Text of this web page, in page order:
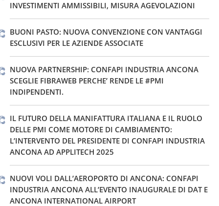
INVESTIMENTI AMMISSIBILI, MISURA AGEVOLAZIONI
BUONI PASTO: NUOVA CONVENZIONE CON VANTAGGI
ESCLUSIVI PER LE AZIENDE ASSOCIATE
NUOVA PARTNERSHIP: CONFAPI INDUSTRIA ANCONA
SCEGLIE FIBRAWEB PERCHE’ RENDE LE #PMI
INDIPENDENTI.
IL FUTURO DELLA MANIFATTURA ITALIANA E IL RUOLO
DELLE PMI COME MOTORE DI CAMBIAMENTO:
L’INTERVENTO DEL PRESIDENTE DI CONFAPI INDUSTRIA
ANCONA AD APPLITECH 2025
NUOVI VOLI DALL’AEROPORTO DI ANCONA: CONFAPI
INDUSTRIA ANCONA ALL’EVENTO INAUGURALE DI DAT E
ANCONA INTERNATIONAL AIRPORT